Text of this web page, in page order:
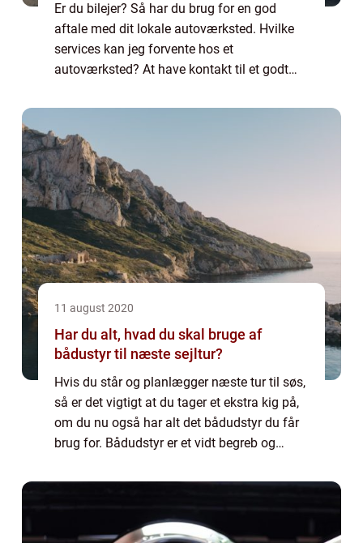
Er du bilejer? Så har du brug for en god
aftale med dit lokale autoværksted. Hvilke
services kan jeg forvente hos et
autoværksted? At have kontakt til et godt
en hver bilejer. Hos et autoværksted kan du
få ...
11 august 2020
Har du alt, hvad du skal bruge af
bådustyr til næste sejltur?
Hvis du står og planlægger næste tur til søs,
så er det vigtigt at du tager et ekstra kig på,
om du nu også har alt det bådudstyr du får
brug for. Bådudstyr er et vidt begreb og
ting. Det er alt lige fra udsty...